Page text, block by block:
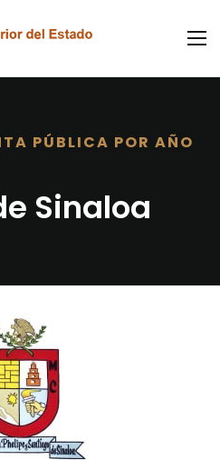
PÚBLICA POR AÑO
Sinaloa